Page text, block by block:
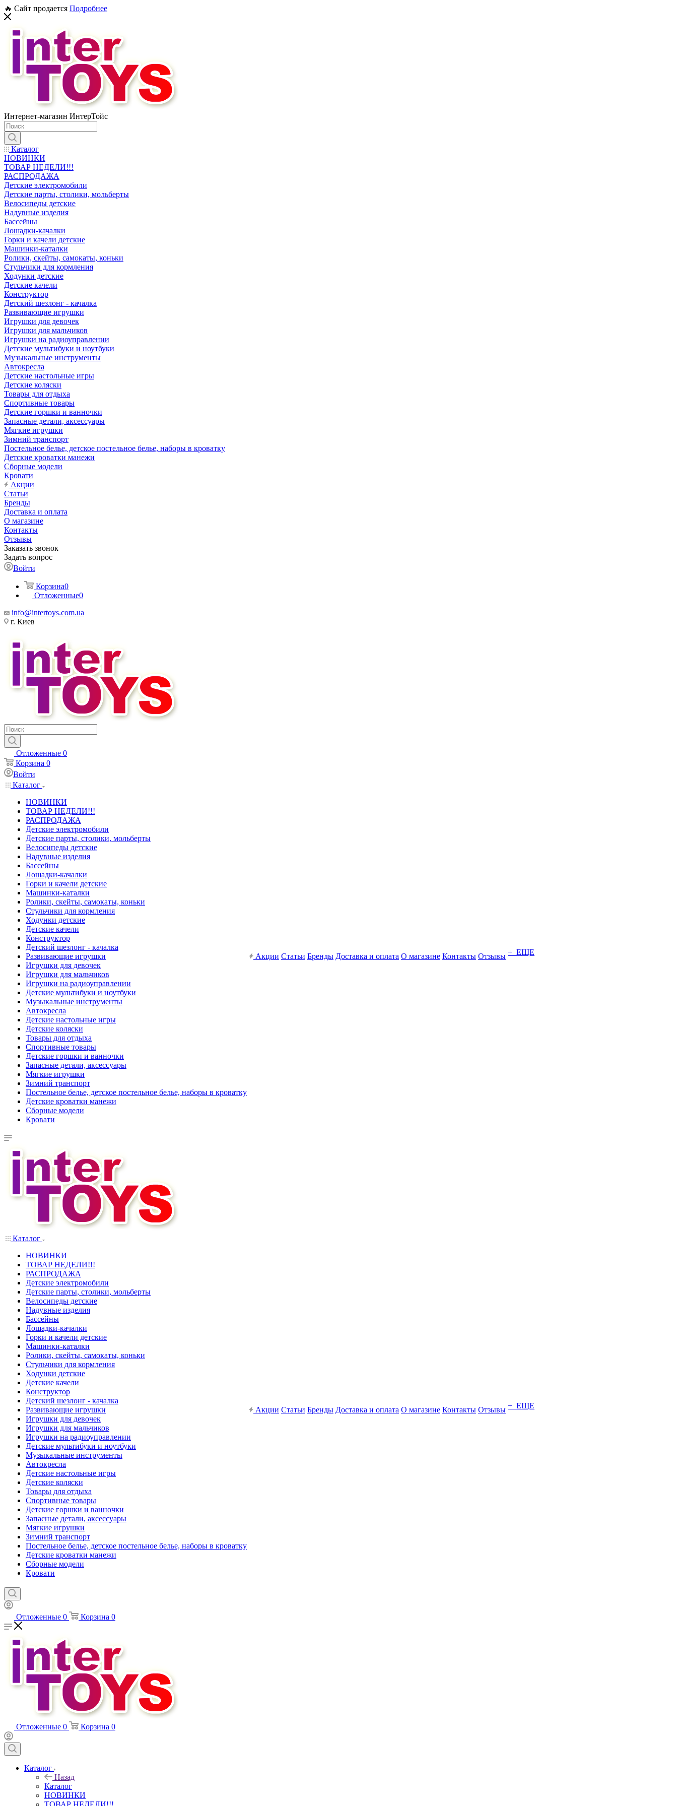
🔥 Сайт продается Подробнее
Интернет-магазин ИнтерТойс
Каталог
НОВИНКИ
ТОВАР НЕДЕЛИ!!!
РАСПРОДАЖА
Детские электромобили
Детские парты, столики, мольберты
Велосипеды детские
Надувные изделия
Бассейны
Лошадки-качалки
Горки и качели детские
Машинки-каталки
Ролики, скейты, самокаты, коньки
Стульчики для кормления
Ходунки детские
Детские качели
Конструктор
Детский шезлонг - качалка
Развивающие игрушки
Игрушки для девочек
Игрушки для мальчиков
Игрушки на радиоуправлении
Детские мультибуки и ноутбуки
Музыкальные инструменты
Автокресла
Детские настольные игры
Детские коляски
Товары для отдыха
Спортивные товары
Детские горшки и ванночки
Запасные детали, аксессуары
Мягкие игрушки
Зимний транспорт
Постельное белье, детское постельное белье, наборы в кроватку
Детские кроватки манежи
Сборные модели
Кровати
Акции
Статьи
Бренды
Доставка и оплата
О магазине
Контакты
Отзывы
Заказать звонок
Задать вопрос
Войти
Корзина0
Отложенные0
info@intertoys.com.ua
г. Киев
Отложенные 0
Корзина 0
Войти
Каталог
НОВИНКИ
ТОВАР НЕДЕЛИ!!!
РАСПРОДАЖА
Детские электромобили
Детские парты, столики, мольберты
Велосипеды детские
Надувные изделия
Бассейны
Лошадки-качалки
Горки и качели детские
Машинки-каталки
Ролики, скейты, самокаты, коньки
Стульчики для кормления
Ходунки детские
Детские качели
Конструктор
Детский шезлонг - качалка
Развивающие игрушки
Игрушки для девочек
Игрушки для мальчиков
Игрушки на радиоуправлении
Детские мультибуки и ноутбуки
Музыкальные инструменты
Автокресла
Детские настольные игры
Детские коляски
Товары для отдыха
Спортивные товары
Детские горшки и ванночки
Запасные детали, аксессуары
Мягкие игрушки
Зимний транспорт
Постельное белье, детское постельное белье, наборы в кроватку
Детские кроватки манежи
Сборные модели
Кровати
Акции Статьи Бренды Доставка и оплата О магазине Контакты Отзывы + ЕЩЕ
Каталог
НОВИНКИ
ТОВАР НЕДЕЛИ!!!
РАСПРОДАЖА
Детские электромобили
Детские парты, столики, мольберты
Велосипеды детские
Надувные изделия
Бассейны
Лошадки-качалки
Горки и качели детские
Машинки-каталки
Ролики, скейты, самокаты, коньки
Стульчики для кормления
Ходунки детские
Детские качели
Конструктор
Детский шезлонг - качалка
Развивающие игрушки
Игрушки для девочек
Игрушки для мальчиков
Игрушки на радиоуправлении
Детские мультибуки и ноутбуки
Музыкальные инструменты
Автокресла
Детские настольные игры
Детские коляски
Товары для отдыха
Спортивные товары
Детские горшки и ванночки
Запасные детали, аксессуары
Мягкие игрушки
Зимний транспорт
Постельное белье, детское постельное белье, наборы в кроватку
Детские кроватки манежи
Сборные модели
Кровати
Акции Статьи Бренды Доставка и оплата О магазине Контакты Отзывы + ЕЩЕ
Отложенные 0 Корзина 0
Отложенные 0 Корзина 0
Каталог
Назад
Каталог
НОВИНКИ
ТОВАР НЕДЕЛИ!!!